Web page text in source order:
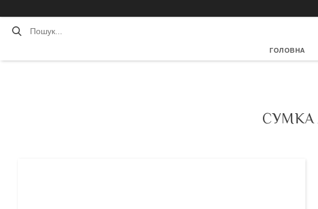
ГОЛОВНА
СУМКА